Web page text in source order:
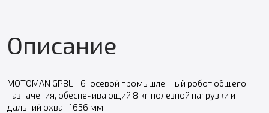
Описание
MOTOMAN GP8L - 6-осевой промышленный робот общего
назначения, обеспечивающий 8 кг полезной нагрузки и
дальний охват 1636 мм.